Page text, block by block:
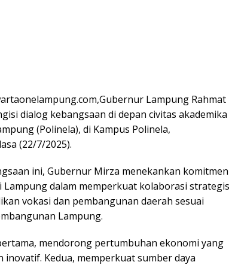
Lampung Rahmat
dialog kebangsaan di depan civitas akademika
(Polinela), di Kampus Polinela,
(22/7/2025).
ini, Gubernur Mirza menekankan komitmen
Lampung dalam memperkuat kolaborasi strategis
vokasi dan pembangunan daerah sesuai
Lampung.
mendorong pertumbuhan ekonomi yang
inovatif. Kedua, memperkuat sumber daya